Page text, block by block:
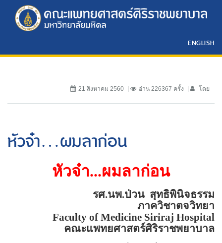
ENGLISH
21 สิงหาคม 2560 อ่าน 226367 ครั้ง โดย
หัวจ๋า...ผมลาก่อน
หัวจ๋า...ผมลาก่อน
รศ.นพ.ป่วน สุทธิพินิจธรรม
ภาควิชาตจวิทยา
Faculty ofMedicine Siriraj Hospital
คณะแพทยศาสตร์ศิริราชพยาบาล